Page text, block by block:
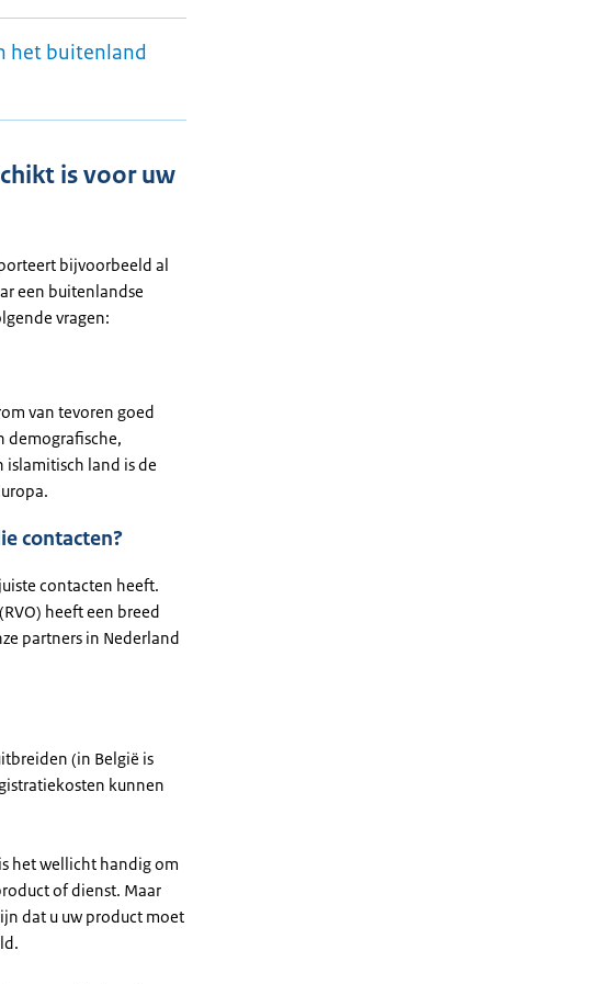
het buitenland
is voor uw
bijvoorbeeld al
een buitenlandse
vragen:
van tevoren goed
demografische,
land is de
contacten?
contacten heeft.
heeft een breed
partners in Nederland
(in België is
kunnen
het wellicht handig om
of dienst. Maar
dat u uw product moet